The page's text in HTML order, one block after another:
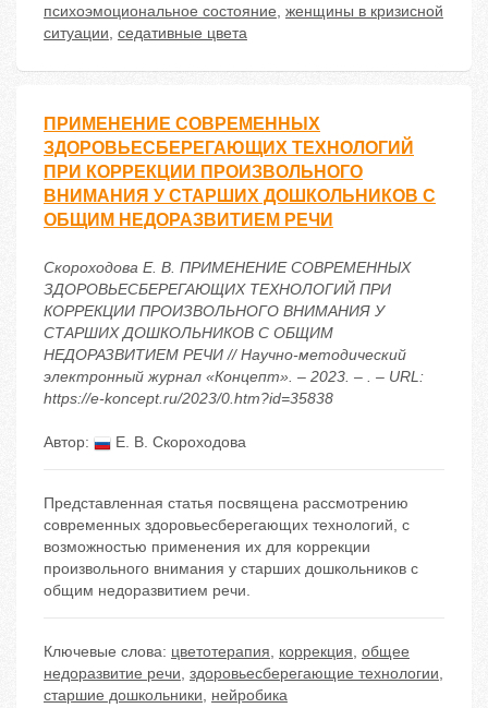
психоэмоциональное состояние, женщины в кризисной
ситуации, седативные цвета
ПРИМЕНЕНИЕ СОВРЕМЕННЫХ
ЗДОРОВЬЕСБЕРЕГАЮЩИХ ТЕХНОЛОГИЙ
ПРИ КОРРЕКЦИИ ПРОИЗВОЛЬНОГО
ВНИМАНИЯ У СТАРШИХ ДОШКОЛЬНИКОВ С
ОБЩИМ НЕДОРАЗВИТИЕМ РЕЧИ
Скороходова Е. В. ПРИМЕНЕНИЕ СОВРЕМЕННЫХ
ЗДОРОВЬЕСБЕРЕГАЮЩИХ ТЕХНОЛОГИЙ ПРИ
КОРРЕКЦИИ ПРОИЗВОЛЬНОГО ВНИМАНИЯ У
СТАРШИХ ДОШКОЛЬНИКОВ С ОБЩИМ
НЕДОРАЗВИТИЕМ РЕЧИ // Научно-методический
электронный журнал «Концепт». – 2023. – . – URL:
https://e-koncept.ru/2023/0.htm?id=35838
Автор: Е. В. Скороходова
Представленная статья посвящена рассмотрению
современных здоровьесберегающих технологий, с
возможностью применения их для коррекции
произвольного внимания у старших дошкольников с
общим недоразвитием речи.
Ключевые слова: цветотерапия, коррекция, общее
недоразвитие речи, здоровьесберегающие технологии,
старшие дошкольники, нейробика